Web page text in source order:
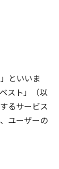
といいま
スト」（以
るサービス
ユーザーの